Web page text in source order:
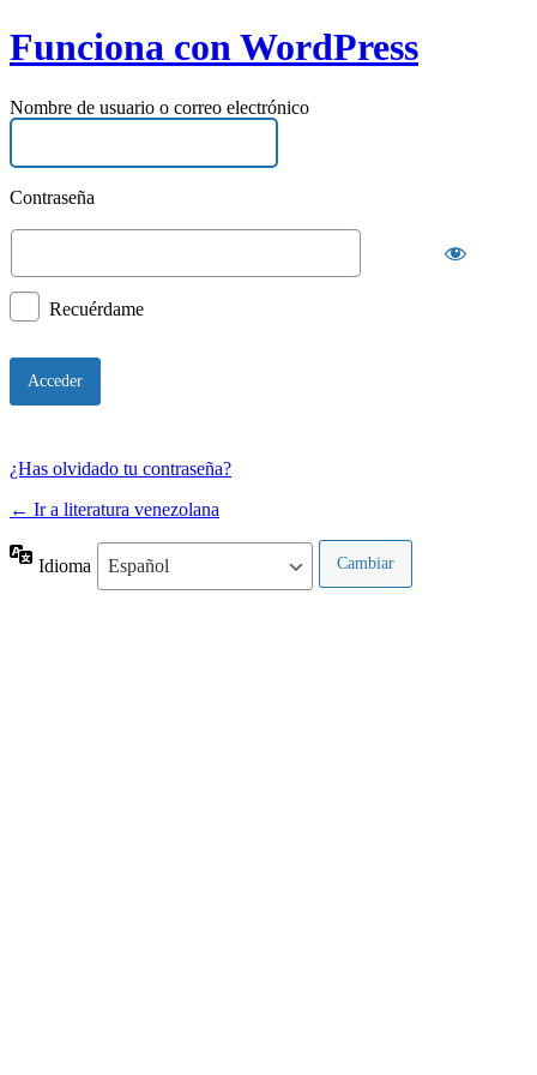
Funciona con WordPress
Nombre de usuario o correo electrónico
Contraseña
Recuérdame
¿Has olvidado tu contraseña?
← Ir a literatura venezolana
Idioma